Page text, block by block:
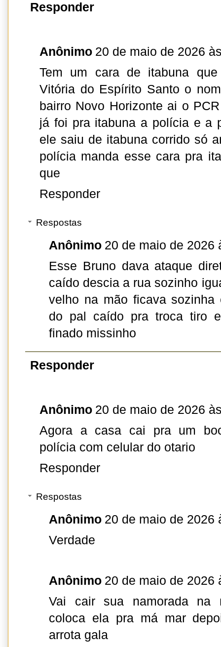
Responder
Anônimo 20 de maio de 2026
Tem um cara de itabuna
Vitória do Espírito Santo o
bairro Novo Horizonte ai o
já foi pra itabuna a polícia e a
ele saiu de itabuna corrido só
polícia manda esse cara pra
que
Responder
Respostas
Anônimo 20 de maio de 2026
Esse Bruno dava ataque
caído descia a rua sozinho
velho na mão ficava sozinha
do pal caído pra troca tiro
finado missinho
Responder
Anônimo 20 de maio de 2026
Agora a casa cai pra um
polícia com celular do otario
Responder
Respostas
Anônimo 20 de maio de 2026
Verdade
Anônimo 20 de maio de 2026
Vai cair sua namorada na
coloca ela pra má mar
arrota gala